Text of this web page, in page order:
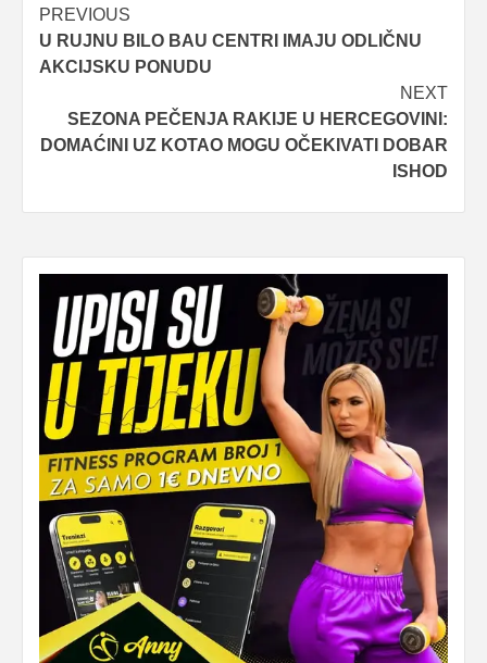
Post
navigation
PREVIOUS
U RUJNU BILO BAU CENTRI IMAJU ODLIČNU
AKCIJSKU PONUDU
NEXT
SEZONA PEČENJA RAKIJE U HERCEGOVINI:
DOMAĆINI UZ KOTAO MOGU OČEKIVATI DOBAR
ISHOD